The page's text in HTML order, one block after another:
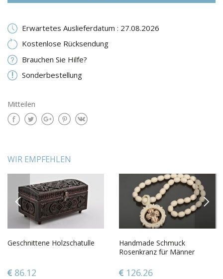
Erwartetes Auslieferdatum : 27.08.2026
Kostenlose Rücksendung
Brauchen Sie Hilfe?
Sonderbestellung
Mitteilen
WIR EMPFEHLEN
PREVIOUS
Geschnittene Holzschatulle
86.12
Handmade Schmuck
Rosenkranz für Männer
Knochen
126.26
NEXT